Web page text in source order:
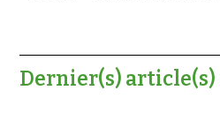
Dernier(s)